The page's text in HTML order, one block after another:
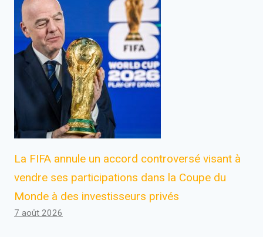
La FIFA annule un accord controversé visant à
vendre ses participations dans la Coupe du
Monde à des investisseurs privés
7 août 2026